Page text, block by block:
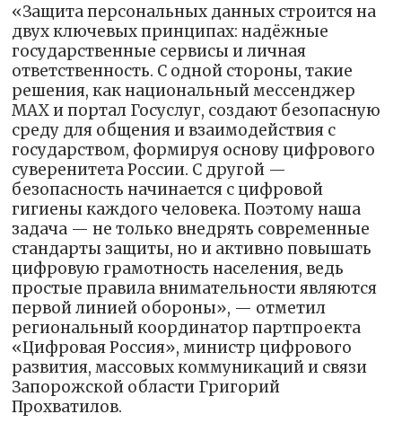
«Защита персональных данных строится на
двух ключевых принципах: надёжные
государственные сервисы и личная
ответственность. С одной стороны, такие
решения, как национальный мессенджер
MAX и портал Госуслуг, создают безопасную
среду для общения и взаимодействия с
государством, формируя основу цифрового
суверенитета России. С другой —
безопасность начинается с цифровой
гигиены каждого человека. Поэтому наша
задача — не только внедрять современные
стандарты защиты, но и активно повышать
цифровую грамотность населения, ведь
простые правила внимательности являются
первой линией обороны», — отметил
региональный координатор партпроекта
«Цифровая Россия», министр цифрового
развития, массовых коммуникаций и связи
Запорожской области Григорий
Прохватилов.